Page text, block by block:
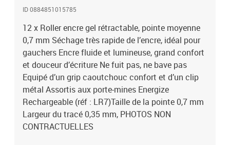
ID 0884851015785
12 x Roller encre gel rétractable, pointe moyenne
0,7 mm Séchage très rapide de l’encre, idéal pour
gauchers Encre fluide et lumineuse, grand confort
et douceur d’écriture Ne fuit pas, ne bave pas
Equipé d’un grip caoutchouc confort et d’un clip
métal Assortis aux porte-mines Energize
Rechargeable (réf : LR7)Taille de la pointe 0,7 mm
Largeur du tracé 0,35 mm, PHOTOS NON
CONTRACTUELLES